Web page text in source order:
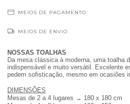
MEIOS DE PAGAMENTO
MEIOS DE ENVIO
NOSSAS TOALHAS
Da mesa clássica à moderna, uma toalha
indispensável e muito versátil. Excelente
pedem sofisticação, mesmo em ocasiões
DIMENSÕES
Mesas de 2 a 4 lugares → 180 x 180 cm